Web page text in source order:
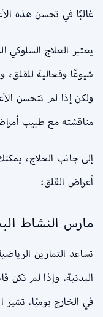
غالبًا في تحسن هذه
شيوعًا وفعالية
ولكن إذا لم تتحسن
مناقشته مع طبيب
إلى جانب العلاج،
أعراض القلق:
مارس النشاط
تساعد التمارين
البدنية. وإذا لم تكن
في الخارج يوميًا.